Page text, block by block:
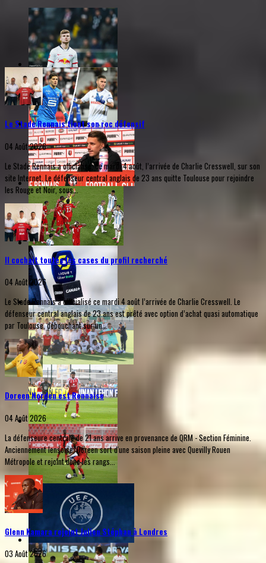
Le Stade Rennais tient son roc défensif
04 Août 2026
Le Stade Rennais a officialisé, ce mardi 4 août, l’arrivée de Charlie Cresswell, sur son
site Internet. Le défenseur central anglais de 23 ans quitte Toulouse pour rejoindre
les Rouge et Noir, sous...
Il cochait toutes les cases du profil recherché
04 Août 2026
Le Stade Rennais a officialisé ce mardi 4 août l’arrivée de Charlie Cresswell. Le
défenseur central anglais de 23 ans est prêté avec option d’achat quasi automatique
par Toulouse, débouchant sur un...
Doreen Norden est Rennaise
04 Août 2026
La défenseure centrale de 21 ans arrive en provenance de QRM - Section Féminine.
Anciennement lensoise, Doreen sort d'une saison pleine avec Quevilly Rouen
Métropole et rejoint donc les rangs...
Glenn Kamara rejoint Julien Stéphan à Londres
03 Août 2026